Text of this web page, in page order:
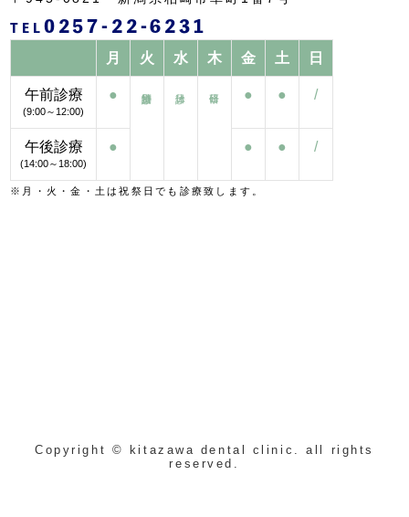
TEL 0257-22-6231
月 火 水 木 金 土 日
午前診療
(9:00～12:00)
● ● ● /
午後診療
(14:00～18:00)
● ● ● /
※月・火・金・土は祝祭日でも診療致します。
Copyright © kitazawa dental clinic. all rights
reserved.